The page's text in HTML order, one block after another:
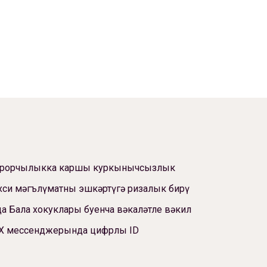
каршы куркынычсызлык
мәгълүматны эшкәртүгә ризалык бирү
Бала хокуклары буенча вәкаләтле вәкил
мессенджерында цифрлы ID